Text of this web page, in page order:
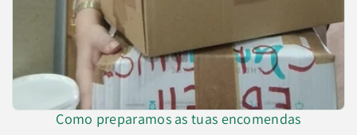
Como preparamos as tuas encomendas